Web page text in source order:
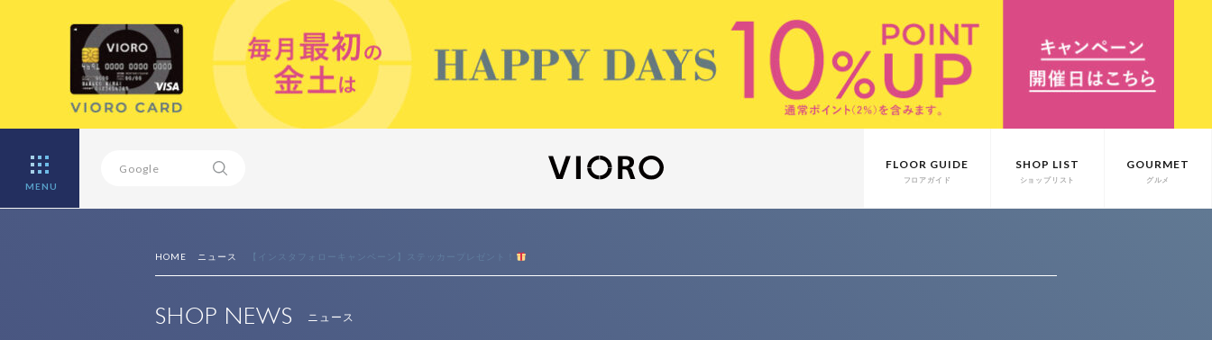
MENU
FLOOR GUIDE
フロアガイド
SHOP LIST
ショップリスト
GOURMET
グルメ
HOME ニュース 【インスタフォローキャンペーン】ステッカープレゼント！
SHOP NEWS ニュース